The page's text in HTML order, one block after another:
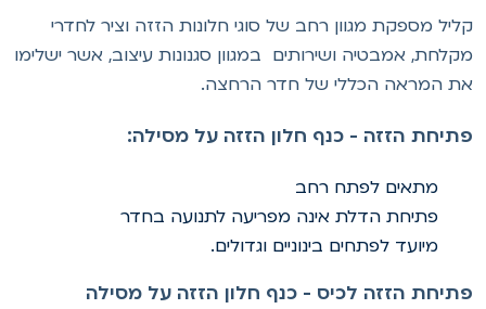
מספקת מגוון רחב של סוגי חלונות הזזה וציר לחדרי
אמבטיה ושירותים במגוון סגנונות עיצוב, אשר ישלימו
המראה הכללי של חדר הרחצה.
הזזה - כנף חלון הזזה על מסילה:
מתאים לפתח רחב
פתיחת הדלת אינה מפריעה לתנועה בחדר
מיועד לפתחים בינוניים וגדולים.
הזזה לכיס - כנף חלון הזזה על מסילה